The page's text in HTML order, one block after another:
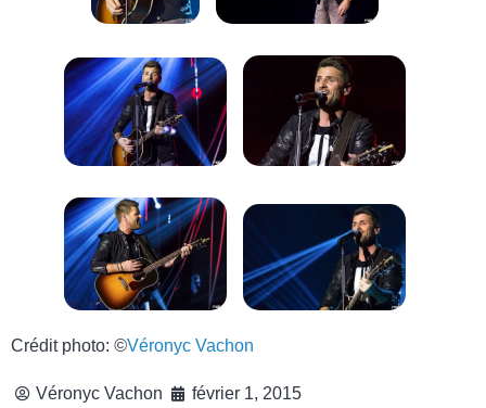
Crédit photo: ©Véronyc Vachon
Véronyc Vachon
février 1, 2015